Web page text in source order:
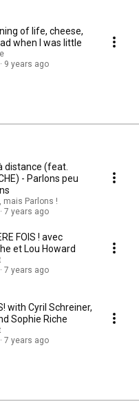
of life, cheese,
when I was little
9 years ago
distance (feat.
- Parlons peu
mais Parlons !
7 years ago
FOIS ! avec
et Lou Howard
7 years ago
with Cyril Schreiner,
Sophie Riche
7 years ago